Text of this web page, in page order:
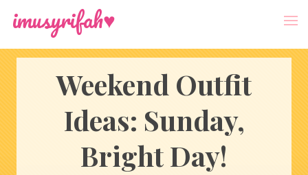
imusyrifah♥
Weekend Outfit
Ideas: Sunday,
Bright Day!